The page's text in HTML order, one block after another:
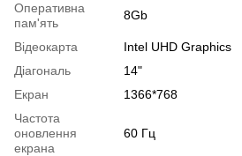
Оперативна
пам'ять
8Gb
Відеокарта
Intel UHD Graphics
Діагональ
14"
Екран
1366*768
Частота
оновлення
екрана
60 Гц